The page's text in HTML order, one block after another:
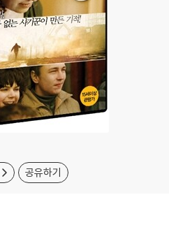
공유하기